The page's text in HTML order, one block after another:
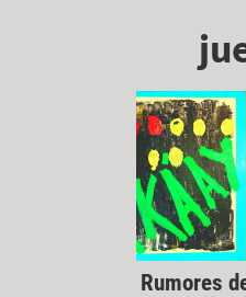
Rumores